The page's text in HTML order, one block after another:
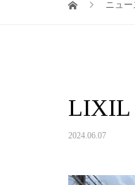
ニュー
LIXIL
2024.06.07